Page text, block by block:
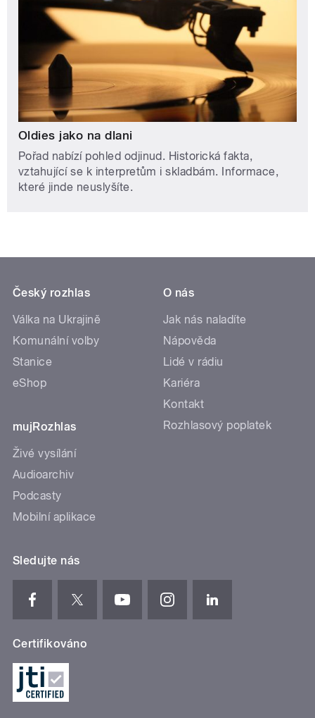
Oldies jako na dlani
Pořad nabízí pohled odjinud. Historická fakta,
vztahující se k interpretům i skladbám. Informace,
které jinde neuslyšíte.
Český rozhlas
Válka na Ukrajině
Komunální volby
Stanice
eShop
mujRozhlas
Živé vysílání
Audioarchiv
Podcasty
Mobilní aplikace
O nás
Jak nás naladíte
Nápověda
Lidé v rádiu
Kariéra
Kontakt
Rozhlasový poplatek
Sledujte nás
Certifikováno